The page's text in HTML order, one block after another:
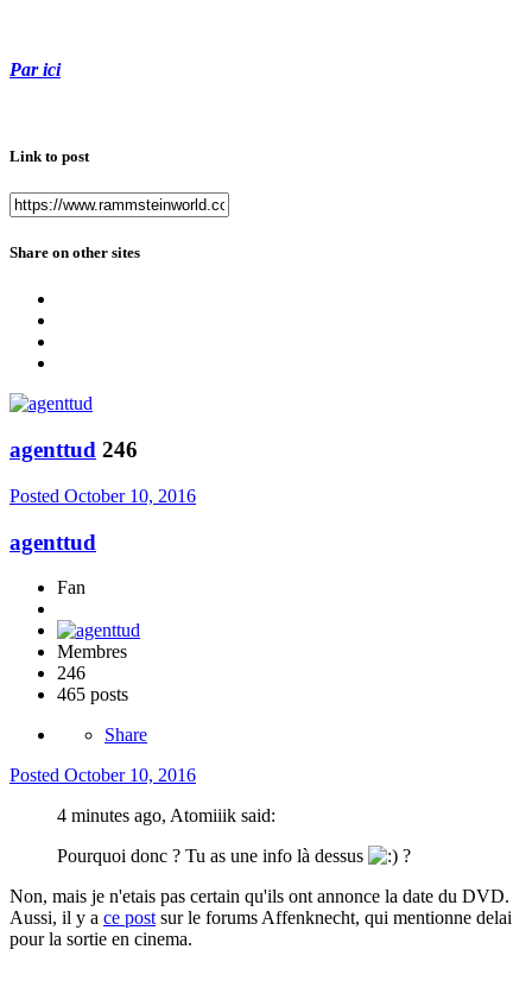
Par ici
Link to post
Share on other sites
agenttud 246
Posted October 10, 2016
agenttud
Fan
Membres
246
465 posts
Share
Posted October 10, 2016
4 minutes ago, Atomiiik said:
Pourquoi donc ? Tu as une info là dessus
?
Non, mais je n'etais pas certain qu'ils ont annonce la date du DVD.
Aussi, il y a ce post sur le forums Affenknecht, qui mentionne delai
pour la sortie en cinema.